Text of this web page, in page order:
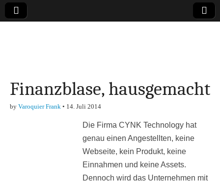
Finanzen,
Marketing-, Vertrieb-
& Investment-Tipps
Finanzblase, hausgemacht
by Varoquier Frank • 14. Juli 2014
Die Firma CYNK Technology hat
genau einen Angestellten, keine
Webseite, kein Produkt, keine
Einnahmen und keine Assets.
Dennoch wird das Unternehmen mit